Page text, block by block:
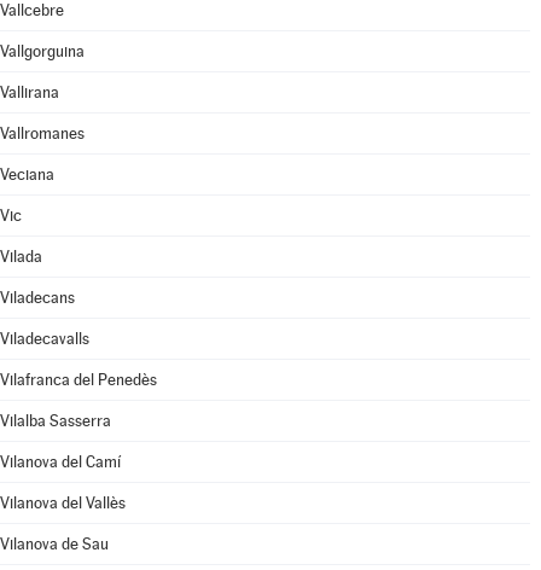
Vallcebre
Vallgorguina
Vallirana
Vallromanes
Veciana
Vic
Vilada
Viladecans
Viladecavalls
Vilafranca del Penedès
Vilalba Sasserra
Vilanova del Camí
Vilanova del Vallès
Vilanova de Sau